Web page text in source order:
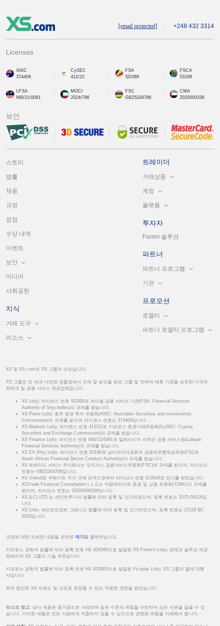
[email protected] +248 432 3314
Licenses
ASIC
374409
CySEC
412/22
FSA
SD089
FSCA
53199
LFSA
MB/21/0081
MOCI
2024/786
FSC
GB25204786
CMA
2020000339
보안
스토리
법률
채용
규정
장점
수상 내역
이벤트
보안
미디어
사회공헌
지식
거래 도구
리소스
트레이더
거래상품
계정
플랫폼
투자자
Pamm 솔루션
파트너
파트너 프로그램
기관
프로모션
로열티
파트너 로열티 프로그램
XS 및 XS.com은 XS 그룹의 상표입니다.
XS 그룹은 전 세계 다양한 관할권에서 규제 및 승인을 받은 그룹 및 전략적 제휴 기관을 보유한 다국적
핀테크 및 금융 서비스 제공업체입니다.
XS Ltd는 라이센스 번호 SD089로 세이셸 금융 서비스 기관(FSA: Financial Services
Authority of Seychelles)의 규제를 받습니다.
XS Prime Ltd는 호주 증권 투자 위원회(ASIC: Australian Securities and Investments
Commission)의 규제를 받으며 라이센스 번호는 374409입니다.
XS Markets Ltd는 라이센스 번호 412/22로 키프로스 증권거래위원회(CySEC: Cyprus
Securities and Exchange Commission)의 규제를 받습니다.
XS Finance Ltd는 라이선스 번호 MB/21/0081로 말레이시아 라부안 금융 서비스청(Labuan
Financial Services Authority)의 규제를 받습니다.
XS ZA (Pty) Ltd는 라이선스 번호 53199로 남아프리카공화국 금융부문행위감독청(FSCA:
South African Financial Sector Conduct Authority)의 규제를 받습니다.
XS 트레이드 서비스 주식회사는 모리셔스 금융서비스위원회(FSC)의 규제를 받으며, 라이선스
번호는 GB25204786입니다.
XS United은 쿠웨이트 국가 규제 당국으로부터 라이선스 번호 513918로 인가를 받았습니다.
XSTrade Financial Consultation L.L.C는 아랍에미리트 증권 및 상품 위원회('CMA')의 규제를
받으며, 라이선스 번호는 20200000339입니다.
XS (LC) LTD.는 세인트루시아 법률에 따라 등록 및 인가되었으며, 등록 번호는 2025-00114입
니다.
XS Ltd는 세인트빈센트 그레나딘 법률에 따라 등록 및 인가되었으며, 등록 번호는 27216 BC
2025입니다.
규정에 대한 자세한 내용을 보려면 여기 를 클릭하십시오.
키프로스 공화국 법률에 따라 등록 번호 HE 426566으로 설립된 XS Fintech Ltd는 핀테크 솔루션 제공
업체이자 XS 그룹의 기술 부문입니다.
키프로스 공화국 법률에 따라 등록 번호 HE 433983으로 설립된 Ficupay Ltd는 XS 그룹의 결제 대행
사입니다.
위의 법인은 XS 브랜드 및 상표로 운영할 수 있는 적법한 권한을 받았습니다.
리스크 경고: 당사 제품은 증거금으로 거래되며 높은 수준의 위험을 수반하며 모든 자본을 잃을 수 있
습니다. 이러한 제품은 모든 사람에게 적합하지 않을 수 있으므로 관련된 위험을 이해해야 합니다.